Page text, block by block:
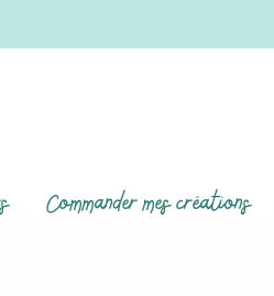
Commander mes créations